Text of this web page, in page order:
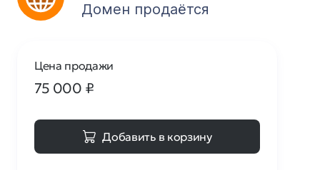
Домен продаётся
Цена продажи
75 000 ₽
Добавить в корзину